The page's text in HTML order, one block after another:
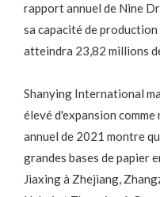
rapport annuel de Nine
sa capacité de
atteindra 23,82 millions
Shanying International
élevé d'expansion
annuel de 2021 montre
grandes bases de papier
Jiaxing à Zhejiang,